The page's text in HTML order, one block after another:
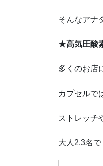
そんなアナ
★高気圧酸
多くのお店
カプセルで
ストレッチ
大人2,3名で